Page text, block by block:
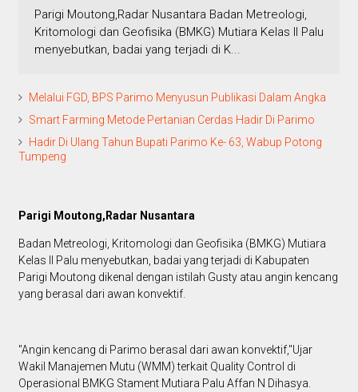
Parigi Moutong,Radar Nusantara Badan Metreologi,
Kritomologi dan Geofisika (BMKG) Mutiara Kelas II Palu
menyebutkan, badai yang terjadi di K...
Melalui FGD, BPS Parimo Menyusun Publikasi Dalam Angka
Smart Farming Metode Pertanian Cerdas Hadir Di Parimo
Hadir Di Ulang Tahun Bupati Parimo Ke- 63, Wabup Potong
Tumpeng
Parigi Moutong,Radar Nusantara
Badan Metreologi, Kritomologi dan Geofisika (BMKG) Mutiara
Kelas II Palu menyebutkan, badai yang terjadi di Kabupaten
Parigi Moutong dikenal dengan istilah Gusty atau angin kencang
yang berasal dari awan konvektif.
"Angin kencang di Parimo berasal dari awan konvektif,"Ujar
Wakil Manajemen Mutu (WMM) terkait Quality Control di
Operasional BMKG Stament Mutiara Palu Affan N Dihasya.